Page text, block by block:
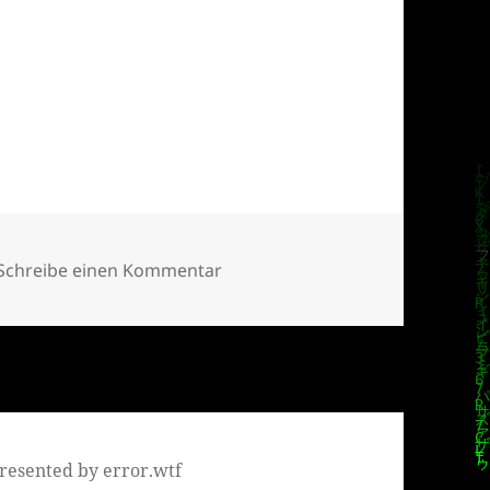
einen Kommentarzu Lino Casu in THE MIX – Push
by error.wtf